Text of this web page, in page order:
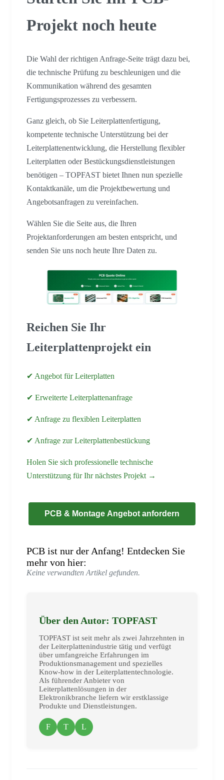
Projekt noch heute
Die Wahl der richtigen Anfrage-Seite trägt dazu bei,
die technische Prüfung zu beschleunigen und die
Kommunikation während des gesamten
Fertigungsprozesses zu verbessern.
Ganz gleich, ob Sie Leiterplattenfertigung,
kompetente technische Unterstützung bei der
Leiterplattenentwicklung, die Herstellung flexibler
Leiterplatten oder Bestückungsdienstleistungen
benötigen – TOPFAST bietet Ihnen nun spezielle
Kontaktkanäle, um die Projektbewertung und
Angebotsanfragen zu vereinfachen.
Wählen Sie die Seite aus, die Ihren
Projektanforderungen am besten entspricht, und
senden Sie uns noch heute Ihre Daten zu.
Reichen Sie Ihr
Leiterplattenprojekt ein
✔ Angebot für Leiterplatten
✔ Erweiterte Leiterplattenanfrage
✔ Anfrage zu flexiblen Leiterplatten
✔ Anfrage zur Leiterplattenbestückung
Holen Sie sich professionelle technische
Unterstützung für Ihr nächstes Projekt →
PCB & Montage Angebot anfordern
PCB ist nur der Anfang! Entdecken Sie
mehr von hier:
Keine verwandten Artikel gefunden.
Über den Autor: TOPFAST
TOPFAST ist seit mehr als zwei Jahrzehnten in
der Leiterplattenindustrie tätig und verfügt
über umfangreiche Erfahrungen im
Produktionsmanagement und spezielles
Know-how in der Leiterplattentechnologie.
Als führender Anbieter von
Leiterplattenlösungen in der
Elektronikbranche liefern wir erstklassige
Produkte und Dienstleistungen.
F T L